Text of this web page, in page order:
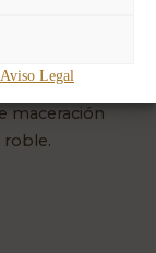
Aviso Legal
entre 22 y
maceración
roble.